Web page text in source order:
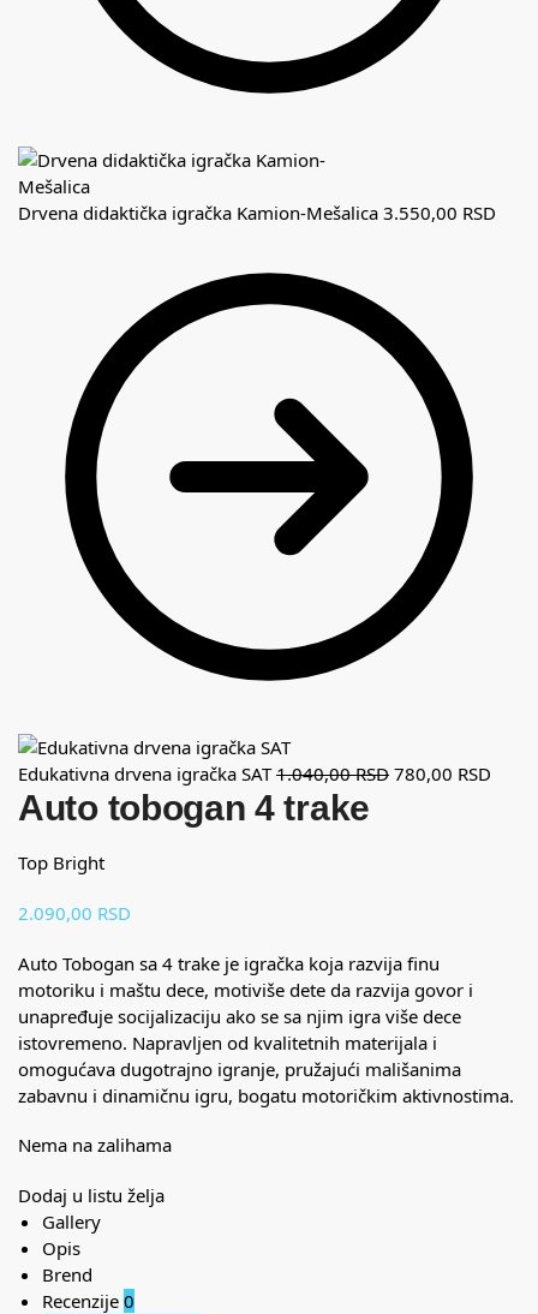
Drvena didaktička igračka Kamion-Mešalica 3.550,00 RSD
Edukativna drvena igračka SAT 1.040,00RSD 780,00 RSD
Auto tobogan 4 trake
Top Bright
2.090,00 RSD
Auto Tobogan sa 4 trake je igračka koja razvija finu
motoriku i maštu dece, motiviše dete da razvija govor i
unapređuje socijalizaciju ako se sa njim igra više dece
istovremeno. Napravljen od kvalitetnih materijala i
omogućava dugotrajno igranje, pružajući mališanima
zabavnu i dinamičnu igru, bogatu motoričkim aktivnostima.
Nema na zalihama
Dodaj u listu želja
Gallery
Opis
Brend
Recenzije 0